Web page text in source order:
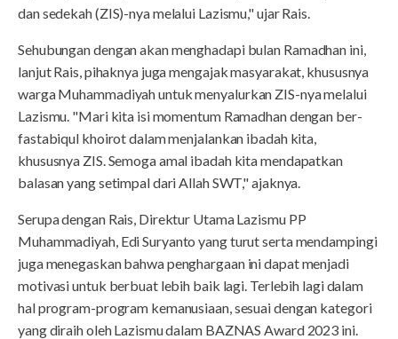
dan sedekah (ZIS)-nya melalui Lazismu," ujar Rais.
Sehubungan dengan akan menghadapi bulan Ramadhan ini,
lanjut Rais, pihaknya juga mengajak masyarakat, khususnya
warga Muhammadiyah untuk menyalurkan ZIS-nya melalui
Lazismu. "Mari kita isi momentum Ramadhan dengan ber-
fastabiqul khoirot dalam menjalankan ibadah kita,
khususnya ZIS. Semoga amal ibadah kita mendapatkan
balasan yang setimpal dari Allah SWT," ajaknya.
Serupa dengan Rais, Direktur Utama Lazismu PP
Muhammadiyah, Edi Suryanto yang turut serta mendampingi
juga menegaskan bahwa penghargaan ini dapat menjadi
motivasi untuk berbuat lebih baik lagi. Terlebih lagi dalam
hal program-program kemanusiaan, sesuai dengan kategori
yang diraih oleh Lazismu dalam BAZNAS Award 2023 ini.